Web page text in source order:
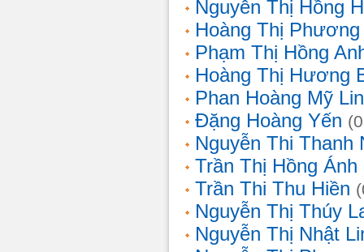
Nguyễn Thị Hồng
Hoàng Thị Phương
Phạm Thị Hồng
Hoàng Thị Hương
Phan Hoàng Mỹ
Đặng Hoàng Yến
Nguyễn Thi Thanh
Trần Thị Hồng Ánh
Trần Thi Thu Hiền
Nguyễn Thị Thúy
Nguyễn Thị Nhật